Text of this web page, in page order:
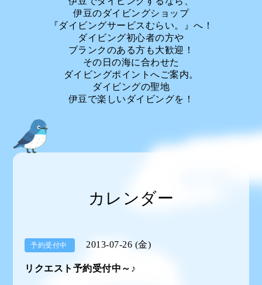
伊豆のダイビングショップ
『ダイビングサービスむらい。』へ！
ダイビング初心者の方や
ブランクのある方も大歓迎！
その日の海に合わせた
ダイビングポイントへご案内。
ダイビングの聖地
伊豆で楽しいダイビングを！
カレンダー
予約受付中 2013-07-26 (金)
リクエスト予約受付中～♪